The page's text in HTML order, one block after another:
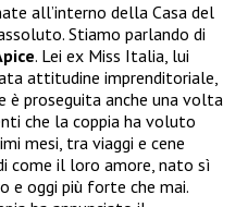
all’interno della Casa del
Stiamo parlando di
. Lei ex Miss Italia, lui
attitudine imprenditoriale,
proseguita anche una volta
che la coppia ha voluto
mesi, tra viaggi e cene
come il loro amore, nato sì
e oggi più forte che mai.